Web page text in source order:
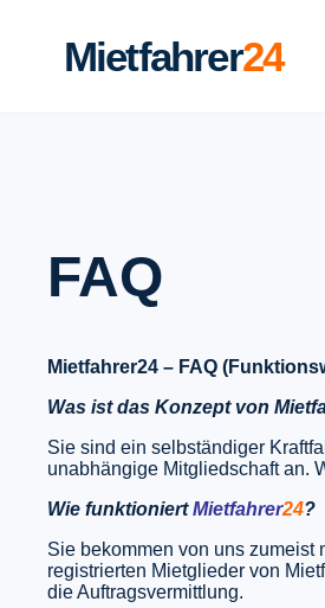
Mietfahrer24
FAQ
Mietfahrer24 – FAQ
Was ist das Konzept von
Sie sind ein selbständiger
unabhängige Mitgliedschaft an.
Wie funktioniertMietfahrer24?
Sie bekommen von uns zumeist
registrierten Mietglieder von
die Auftragsvermittlung.